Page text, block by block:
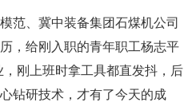
范、冀中装备集团石煤机公司
，给刚入职的青年职工杨志平
刚上班时拿工具都直发抖，后
钻研技术，才有了今天的成